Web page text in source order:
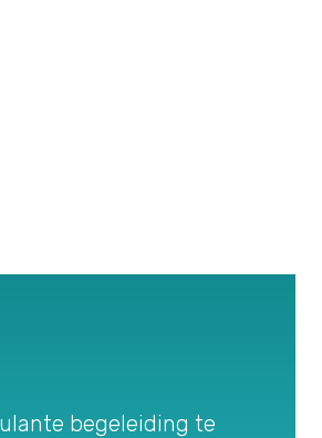
begeleiding te